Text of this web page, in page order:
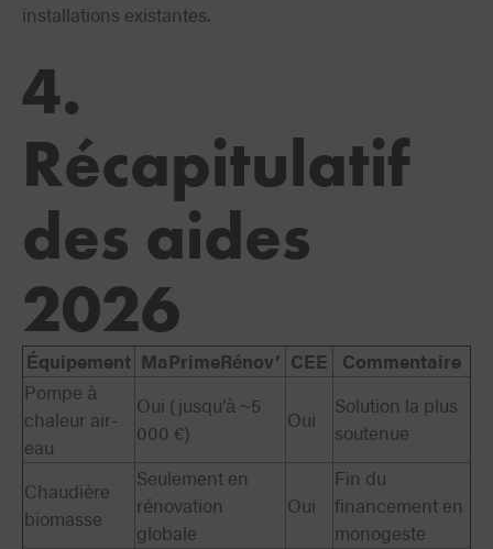
installations existantes.
4.
Récapitulatif
des aides
2026
Équipement MaPrimeRénov’ CEE
Commentaire
Pompe à
chaleur air-
eau
Oui (jusqu’à ~5
000 €)
Oui
Solution la plus
soutenue
Chaudière
biomasse
Seulement en
rénovation
globale
Oui
Fin du
financement en
monogeste